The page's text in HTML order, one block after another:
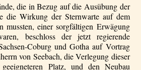
die in Bezug auf die Ausübung der
die Wirkung der Sternwarte auf dem
mussten, einer sorgfältigen Erwägung
beschloss der jetzt regierende
Coburg und Gotha auf Vortrag
von Seebach, die Verlegung dieser
Platz, und den Neubau